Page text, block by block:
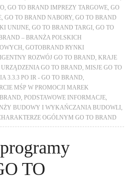
,GO TO BRAND IMPREZY TARGOWE ,GO
,GO TO BRAND NABORY ,GO TO BRAND
UNIJNE ,GO TO BRAND TARGI ,GO TO
– BRANŻA POLSKICH
,GOTOBRAND RYNKI
ROZWÓJ GO TO BRAND ,KRAJE
GO TO BRAND ,MISJE GO TO
3.3.3 PO IR - GO TO BRAND
MŚP W PROMOCJI MAREK
,PODSTAWOWE INFORMACJE
BUDOWY I WYKAŃCZANIA BUDOWLI
OGÓLNYM GO TO BRAND
TO